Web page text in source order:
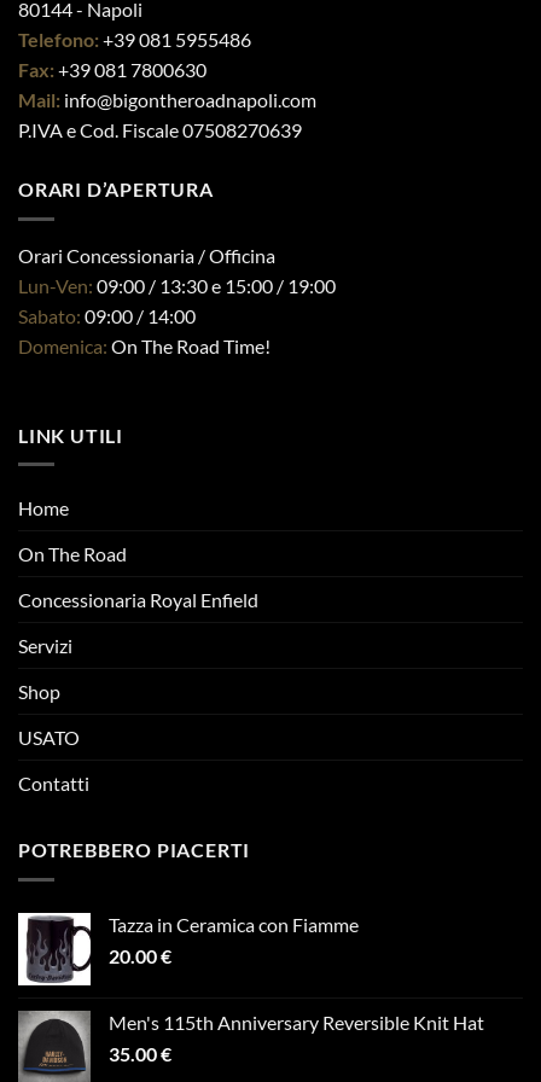
80144 - Napoli
Telefono: +39 081 5955486
Fax: +39 081 7800630
Mail: info@bigontheroadnapoli.com
P.IVA e Cod. Fiscale 07508270639
ORARI D’APERTURA
Orari Concessionaria / Officina
Lun-Ven: 09:00 / 13:30 e 15:00 / 19:00
Sabato: 09:00 / 14:00
Domenica: On The Road Time!
LINK UTILI
Home
On The Road
Concessionaria Royal Enfield
Servizi
Shop
USATO
Contatti
POTREBBERO PIACERTI
Tazza in Ceramica con Fiamme
20.00€
Men's 115th Anniversary Reversible Knit Hat
35.00€